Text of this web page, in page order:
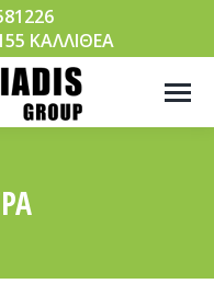
ΚΑΛΛΙΘΕΑ